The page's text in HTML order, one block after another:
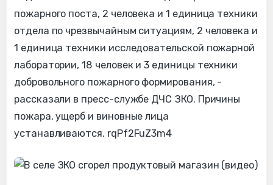
пожарного поста, 2 человека и 1 единица техники
отдела по чрезвычайным ситуациям, 2 человека и
1 единица техники исследовательской пожарной
лаборатории, 18 человек и 3 единицы техники
добровольного пожарного формирования, -
рассказали в пресс-службе ДЧС ЗКО. Причины
пожара, ущерб и виновные лица
устанавливаются. rqPf2FuZ3m4